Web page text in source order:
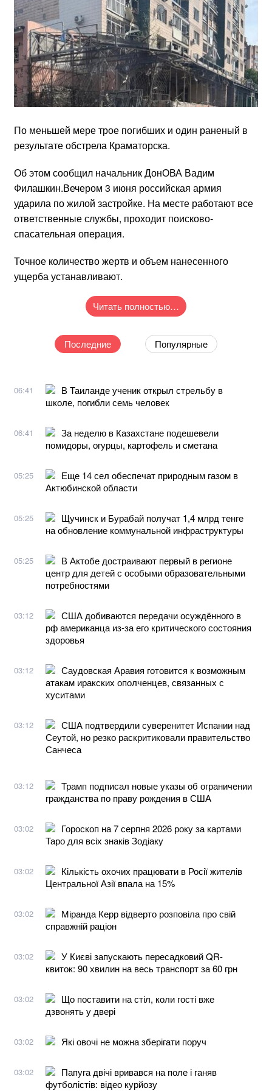
По меньшей мере трое погибших и один раненый в
результате обстрела Краматорска.
Об этом сообщил начальник ДонОВА Вадим
Филашкин.Вечером 3 июня российская армия
ударила по жилой застройке. На месте работают все
ответственные службы, проходит поисково-
спасательная операция.
Точное количество жертв и объем нанесенного
ущерба устанавливают.
Читать полностью…
Последние Популярные
06:41
В Таиланде ученик открыл стрельбу в
школе, погибли семь человек
06:41
За неделю в Казахстане подешевели
помидоры, огурцы, картофель и сметана
05:25
Еще 14 сел обеспечат природным газом в
Актюбинской области
05:25
Щучинск и Бурабай получат 1,4 млрд тенге
на обновление коммунальной инфраструктуры
05:25
В Актобе достраивают первый в регионе
центр для детей с особыми образовательными
потребностями
03:12
США добиваются передачи осуждённого в
рф американца из-за его критического состояния
здоровья
03:12
Саудовская Аравия готовится к возможным
атакам иракских ополченцев, связанных с
хуситами
03:12
США подтвердили суверенитет Испании над
Сеутой, но резко раскритиковали правительство
Санчеса
03:12
Трамп подписал новые указы об ограничении
гражданства по праву рождения в США
03:02
Гороскоп на 7 серпня 2026 року за картами
Таро для всіх знаків Зодіаку
03:02
Кількість охочих працювати в Росії жителів
Центральної Азії впала на 15%
03:02
Міранда Керр відверто розповіла про свій
справжній раціон
03:02
У Києві запускають пересадковий QR-
квиток: 90 хвилин на весь транспорт за 60 грн
03:02
Що поставити на стіл, коли гості вже
дзвонять у двері
03:02 Які овочі не можна зберігати поруч
03:02
Папуга двічі вривався на поле і ганяв
футболістів: відео курйозу